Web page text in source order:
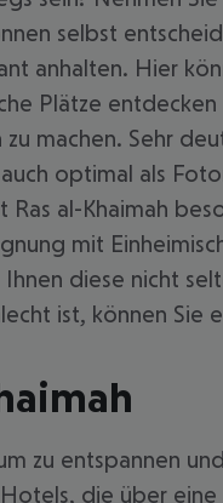
selbst
anhalten. Hier
Plätze
machen. Sehr
optimal als
al-Khaimah
mit
diese nicht
ist, können Sie
zu entspannen
die über